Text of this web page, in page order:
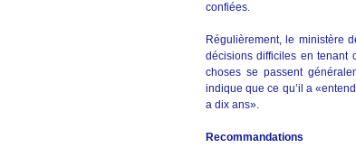
confiées.
Régulièrement, le ministère
décisions difficiles en tenant
choses se passent
indique que ce qu’il a
a dix ans».
Recommandations